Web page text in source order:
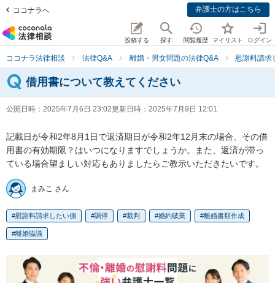
ココナラへ 弁護士の方はこちら
投稿する 探す 閲覧履歴 マイリスト ログイン
ココナラ法律相談 法律Q&A 離婚・男女問題の法律Q&A 慰謝料請求
借用書について教えてください
公開日時： 2025年7月6日 23:02更新日時： 2025年7月9日 12:01
記載日が令和2年8月1日で返済期日が令和2年12月末の場合、その借
用書の有効期限？はいつになりますでしょうか。また、返済が滞っ
ている場合望ましい対応もありましたらご教示いただきたいです。
まみこ さん
慰謝料請求したい側 調停 裁判 婚約破棄 離婚書類作成
離婚協議